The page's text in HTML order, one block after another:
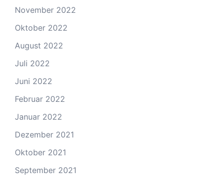
November 2022
Oktober 2022
August 2022
Juli 2022
Juni 2022
Februar 2022
Januar 2022
Dezember 2021
Oktober 2021
September 2021